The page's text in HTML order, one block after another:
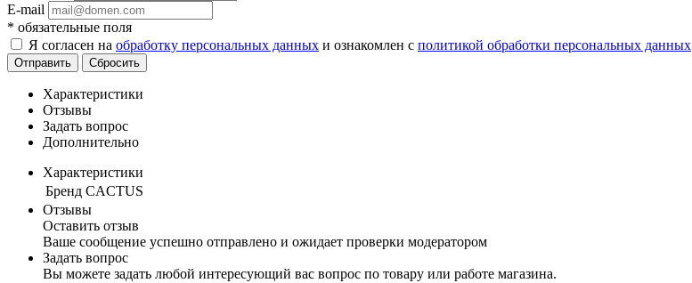
E-mail
* обязательные поля
Я согласен на обработку персональных данных и ознакомлен с политикой обработки персональных данных
Отправить Сбросить
Характеристики
Отзывы
Задать вопрос
Дополнительно
Характеристики
Бренд CACTUS
Отзывы
Оставить отзыв
Ваше сообщение успешно отправлено и ожидает проверки модератором
Задать вопрос
Вы можете задать любой интересующий вас вопрос по товару или работе магазина.